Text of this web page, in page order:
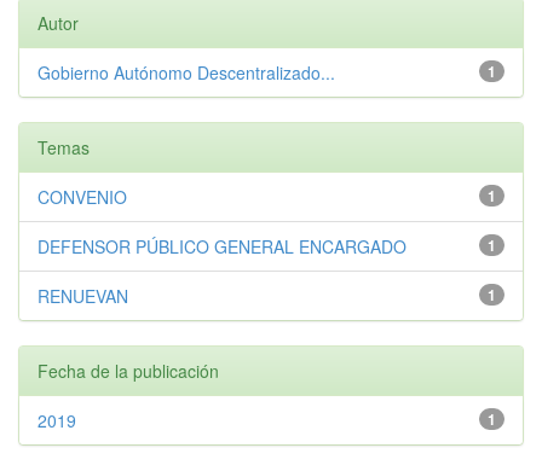
Autor
1
Gobierno Autónomo Descentralizado...
Temas
1
CONVENIO
1
DEFENSOR PÚBLICO GENERAL ENCARGADO
1
RENUEVAN
Fecha de la publicación
1
2019